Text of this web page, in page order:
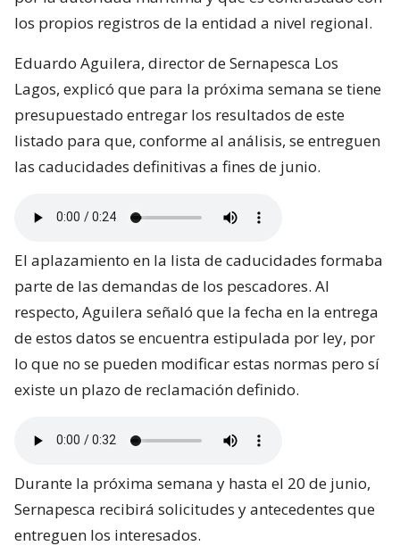
los propios registros de la entidad a nivel regional.
Eduardo Aguilera, director de Sernapesca Los
Lagos, explicó que para la próxima semana se tiene
presupuestado entregar los resultados de este
listado para que, conforme al análisis, se entreguen
las caducidades definitivas a fines de junio.
El aplazamiento en la lista de caducidades formaba
parte de las demandas de los pescadores. Al
respecto, Aguilera señaló que la fecha en la entrega
de estos datos se encuentra estipulada por ley, por
lo que no se pueden modificar estas normas pero sí
existe un plazo de reclamación definido.
Durante la próxima semana y hasta el 20 de junio,
Sernapesca recibirá solicitudes y antecedentes que
entreguen los interesados.